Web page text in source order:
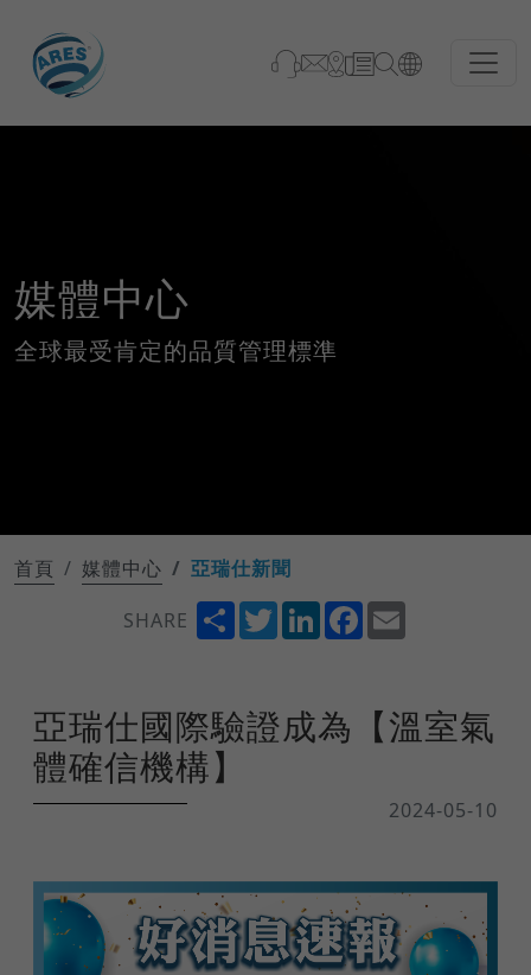
媒體中心
全球最受肯定的品質管理標準
首頁 媒體中心
亞瑞仕新聞
SHARE
ShareTwitterLinkedInFacebook
亞瑞仕國際驗證成為【溫室氣
體確信機構】
2024-05-10